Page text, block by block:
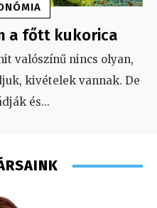
a főtt kukorica
valószínű nincs olyan,
kivételek vannak. De
és...